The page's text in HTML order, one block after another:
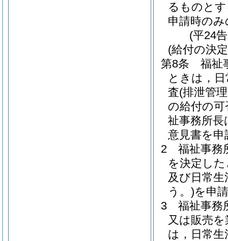
るものと
申請時の
(平24
(給付の決
第8条
福祉
ときは，
査(排泄管
の給付の
祉事務所
意見書を
2
福祉事務
を決定し
及び日常生
う。)を申
3
福祉事務
又は販売
は，日常生